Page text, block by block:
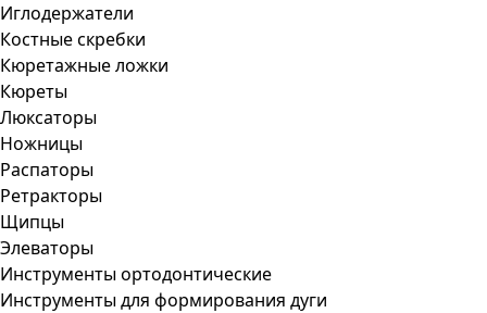
Иглодержатели
Костные скребки
Кюретажные ложки
Кюреты
Люксаторы
Ножницы
Распаторы
Ретракторы
Щипцы
Элеваторы
Инструменты ортодонтические
Инструменты для формирования дуги